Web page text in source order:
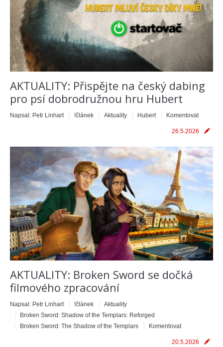
AKTUALITY: Přispějte na český dabing
pro psí dobrodružnou hru Hubert
Napsal: Petr Linhart !článek Aktuality Hubert Komentovat
26.5.2026
AKTUALITY: Broken Sword se dočká
filmového zpracování
Napsal: Petr Linhart !článek
Aktuality
Broken Sword: Shadow of the Templars: Reforged
Broken Sword: The Shadow of the Templars
Komentovat
20.5.2026